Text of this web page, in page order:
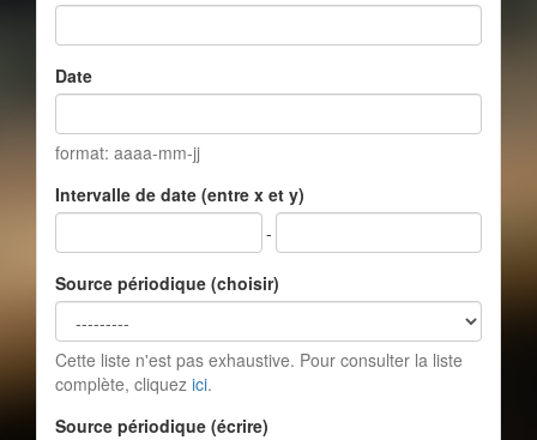
Date
format: aaaa-mm-jj
Intervalle de date (entre x et y)
-
Source périodique (choisir)
Cette liste n'est pas exhaustive. Pour consulter la liste
complète, cliquez ici.
Source périodique (écrire)